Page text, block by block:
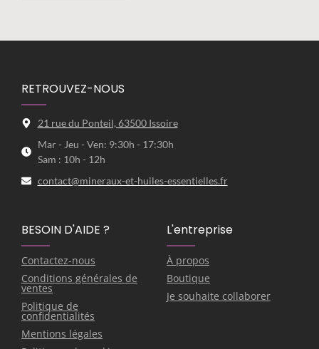
RETROUVEZ-NOUS
21 rue du Ponteil, 63500 Issoire
Mar - Jeu - Ven: 9:30h - 17:30h
Sam : 10h - 12h
contact@mineraux-et-huiles-essentielles.fr
BESOIN D'AIDE ?
Contactez-nous
Conditions générales de
ventes
Politique de
confidentialités
Mentions légales
L'entreprise
À propos
Boutique
Je souhaite collaborer